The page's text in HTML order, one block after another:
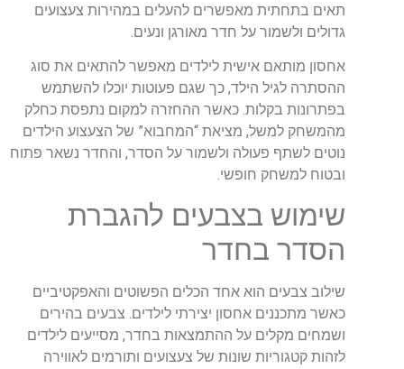
תאים בתחתית מאפשרים להעלים במהירות צעצועים
גדולים ולשמור על חדר מאורגן ונעים.
אחסון מותאם אישית לילדים מאפשר להתאים את סוג
ההסתרה לגיל הילד, כך שגם פעוטות יוכלו להשתמש
בפתרונות בקלות. כאשר ההחזרה למקום נתפסת כחלק
מהמשחק למשל, מציאת “המחבוא” של הצעצוע הילדים
נוטים לשתף פעולה ולשמור על הסדר, והחדר נשאר פתוח
ובטוח למשחק חופשי.
שימוש בצבעים להגברת
הסדר בחדר
שילוב צבעים הוא אחד הכלים הפשוטים והאפקטיביים
כאשר מתכננים אחסון יצירתי לילדים. צבעים בהירים
ושמחים מקלים על ההתמצאות בחדר, מסייעים לילדים
לזהות קטגוריות שונות של צעצועים ותורמים לאווירה